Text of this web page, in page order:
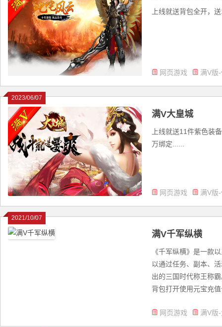
上线就送背包全开，
网页游戏 满V版
2023/06/07
满V大皇城
上线就送11件紫色装
万绑定......
网页游戏 满V版
2021/10/07
满V千军纵横
《千军纵横》是一款
以通过任务、副本、
出的三国时代称王称
背包打开使用元宝充
网页游戏 满V版